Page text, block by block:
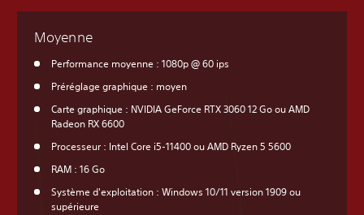
Moyenne
Performance moyenne : 1080p @ 60 ips
Préréglage graphique : moyen
Carte graphique : NVIDIA GeForce RTX 3060 12 Go ou AMD
Radeon RX 6600
Processeur : Intel Core i5-11400 ou AMD Ryzen 5 5600
RAM : 16 Go
Système d'exploitation : Windows 10/11 version 1909 ou
supérieure